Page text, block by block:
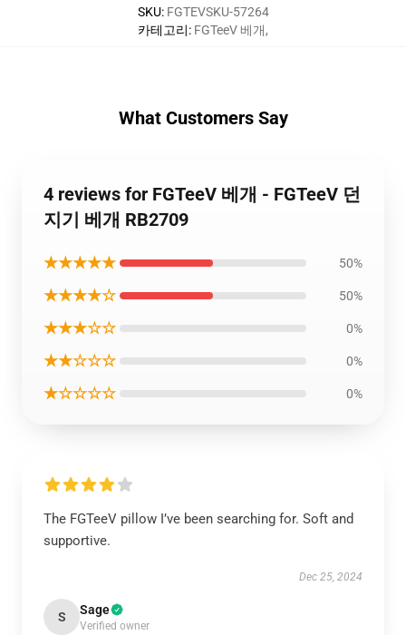
SKU: FGTEVSKU-57264
카테고리: FGTeeV 베개,
What Customers Say
4 reviews for FGTeeV 베개 - FGTeeV 던
지기 베개 RB2709
★★★★★ 50%
★★★★☆ 50%
★★★☆☆ 0%
★★☆☆☆ 0%
★☆☆☆☆ 0%
The FGTeeV pillow I’ve been searching for. Soft and
supportive.
Dec 25, 2024
S Sage
Verified owner